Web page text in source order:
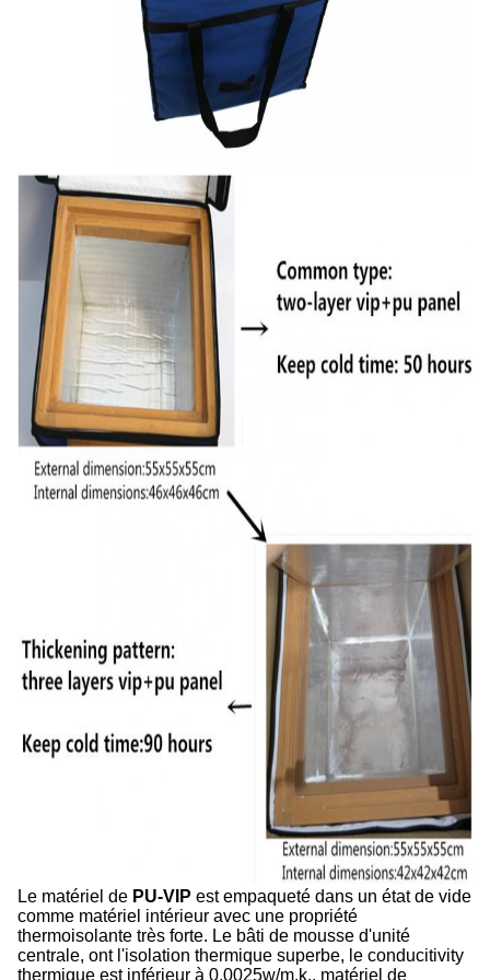
Le matériel de PU-VIP est empaqueté dans un état de vide
comme matériel intérieur avec une propriété
thermoisolante très forte. Le bâti de mousse d'unité
centrale, ont l'isolation thermique superbe, le conducitivity
thermique est inférieur à 0.0025w/m.k., matériel de